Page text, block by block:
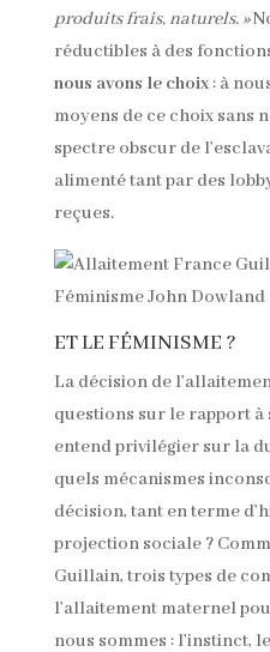
produits frais, naturels. »
réductibles à des
nous avons le choix: à
moyens de ce choix sans
spectre obscur de
alimenté tant par des
reçues.
ET LE FÉMINISME ?
La décision de
questions sur le rapport à
entend privilégier sur la
quels mécanismes
décision, tant en terme
projection sociale ?
Guillain, trois types de
l’allaitement maternel
nous sommes : l’instinct,